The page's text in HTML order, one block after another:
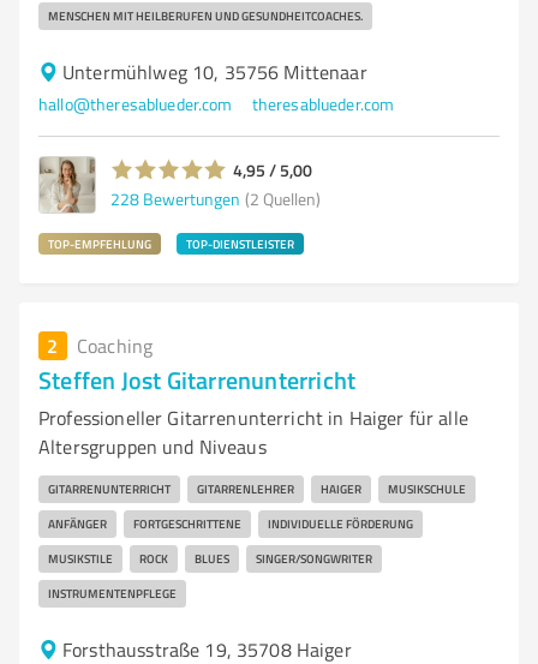
MENSCHEN MIT HEILBERUFEN UND GESUNDHEITCOACHES.
Untermühlweg 10, 35756 Mittenaar
hallo@theresablueder.com theresablueder.com
4,95 / 5,00
228 Bewertungen (2 Quellen)
TOP-EMPFEHLUNG TOP-DIENSTLEISTER
2 Coaching
Steffen Jost Gitarrenunterricht
Professioneller Gitarrenunterricht in Haiger für alle
Altersgruppen und Niveaus
GITARRENUNTERRICHT GITARRENLEHRER HAIGER MUSIKSCHULE
ANFÄNGER FORTGESCHRITTENE INDIVIDUELLE FÖRDERUNG
MUSIKSTILE ROCK BLUES SINGER/SONGWRITER
INSTRUMENTENPFLEGE
Forsthausstraße 19, 35708 Haiger